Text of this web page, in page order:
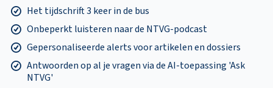
Het tijdschrift 3 keer in de bus
Onbeperkt luisteren naar de NTVG-podcast
Gepersonaliseerde alerts voor artikelen en dossiers
Antwoorden op al je vragen via de AI-toepassing 'Ask
NTVG'